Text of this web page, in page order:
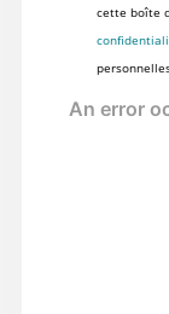
cette boîte